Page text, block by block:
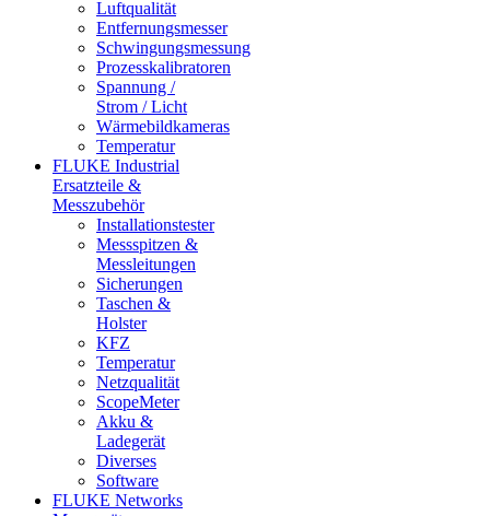
Luftqualität
Entfernungsmesser
Schwingungsmessung
Prozesskalibratoren
Spannung /
Strom / Licht
Wärmebildkameras
Temperatur
FLUKE Industrial
Ersatzteile &
Messzubehör
Installationstester
Messspitzen &
Messleitungen
Sicherungen
Taschen &
Holster
KFZ
Temperatur
Netzqualität
ScopeMeter
Akku &
Ladegerät
Diverses
Software
FLUKE Networks